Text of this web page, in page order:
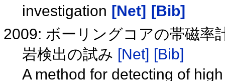
investigation [Net]
[Bib]
2009: ボーリングコアの帯磁率
岩検出の試み [Net] [Bib]
A method for detecting of